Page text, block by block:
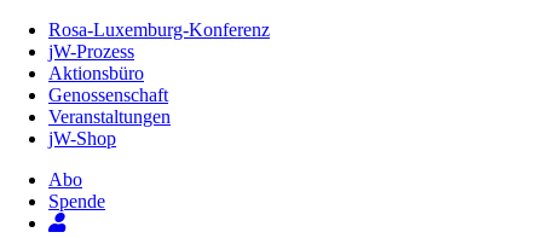
Inhalt
Seite
Rosa-Luxemburg-Konferenz
jW-Prozess
Aktionsbüro
Genossenschaft
Veranstaltungen
jW-Shop
Abo
Spende